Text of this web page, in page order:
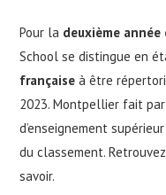
Pour la deuxième
School se distingue en
française à être
2023. Montpellier fait
d’enseignement
du classement.
savoir.